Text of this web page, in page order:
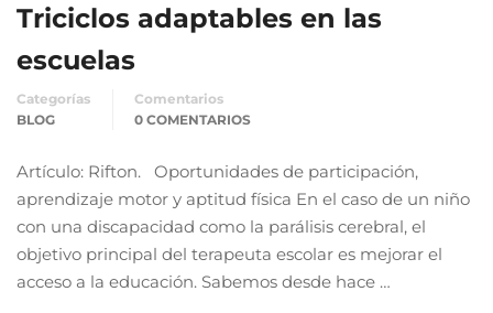
Triciclos adaptables en las
escuelas
Categorías
BLOG
Comentarios
0 COMENTARIOS
Artículo: Rifton. Oportunidades de participación,
aprendizaje motor y aptitud física En el caso de un niño
con una discapacidad como la parálisis cerebral, el
objetivo principal del terapeuta escolar es mejorar el
acceso a la educación. Sabemos desde hace …